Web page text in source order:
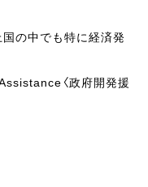
国の中でも特に経済発
〈政府開発援